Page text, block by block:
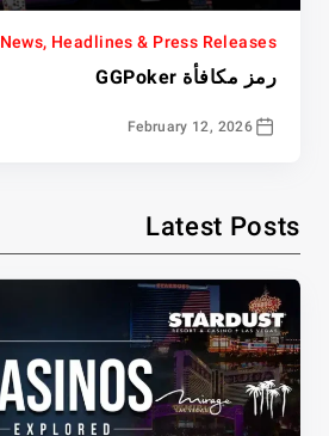
News, Headlines & Press Releases
رمز مكافأة GGPoker
February 12, 2026
Latest Posts